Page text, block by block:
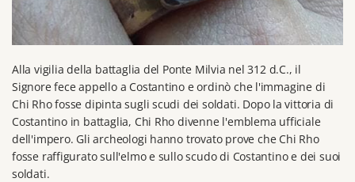
Alla vigilia della battaglia del Ponte Milvia nel 312 d.C., il
Signore fece appello a Costantino e ordinò che l'immagine di
Chi Rho fosse dipinta sugli scudi dei soldati. Dopo la vittoria di
Costantino in battaglia, Chi Rho divenne l'emblema ufficiale
dell'impero. Gli archeologi hanno trovato prove che Chi Rho
fosse raffigurato sull'elmo e sullo scudo di Costantino e dei suoi
soldati.